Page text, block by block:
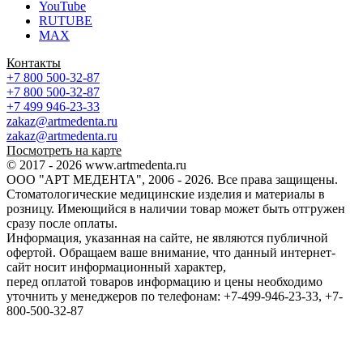
YouTube
RUTUBE
MAX
Контакты
+7 800 500-32-87
+7 800 500-32-87
+7 499 946-23-33
zakaz@artmedenta.ru
zakaz@artmedenta.ru
Посмотреть на карте
© 2017 - 2026 www.artmedenta.ru
ООО "АРТ МЕДЕНТА", 2006 - 2026. Все права защищены.
Стоматологические медицинские изделия и материалы в
розницу. Имеющийся в наличии товар может быть отгружен
сразу после оплаты.
Информация, указанная на сайте, не являются публичной
офертой. Обращаем ваше внимание, что данный интернет-
сайт носит информационный характер,
перед оплатой товаров информацию и цены необходимо
уточнить у менеджеров по телефонам: +7-499-946-23-33, +7-
800-500-32-87